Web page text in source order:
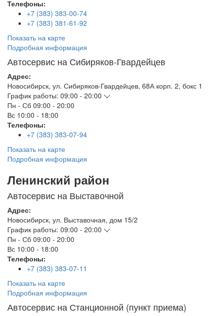
Телефоны:
+7 (383) 383-00-74
+7 (383) 381-61-92
Показать на карте
Подробная информация
Автосервис на Сибиряков-Гвардейцев
Адрес:
Новосибирск, ул. Сибиряков-Гвардейцев, 68А корп. 2, бокс 1
График работы: 09:00 - 20:00
Пн - Сб 09:00 - 20:00
Вс 10:00 - 18:00
Телефоны:
+7 (383) 383-07-94
Показать на карте
Подробная информация
Ленинский район
Автосервис на Выставочной
Адрес:
Новосибирск, ул. Выставочная, дом 15/2
График работы: 09:00 - 20:00
Пн - Сб 09:00 - 20:00
Вс 10:00 - 18:00
Телефоны:
+7 (383) 383-07-11
Показать на карте
Подробная информация
Автосервис на Станционной (пункт приема)